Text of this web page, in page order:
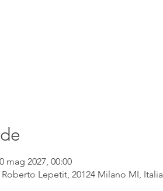
mag 2027, 00:00
Lepetit, 20124 Milano MI, Italia